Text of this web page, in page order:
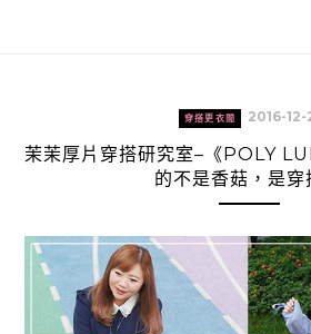
穿搭更衣間 2016-12-
茉茉厚片穿搭研究室–《POLY
的不是香菇，是穿